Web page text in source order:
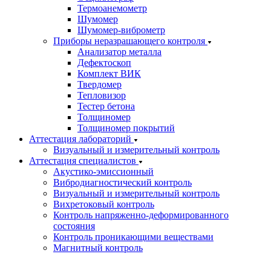
Термоанемометр
Шумомер
Шумомер-виброметр
Приборы неразрашающего контроля
Анализатор металла
Дефектоскоп
Комплект ВИК
Твердомер
Тепловизор
Тестер бетона
Толщиномер
Толщиномер покрытий
Аттестация лабораторий
Визуальный и измерительный контроль
Аттестация специалистов
Акустико-эмиссионный
Вибродиагностический контроль
Визуальный и измерительный контроль
Вихретоковый контроль
Контроль напряженно-деформированного
состояния
Контроль проникающими веществами
Магнитный контроль